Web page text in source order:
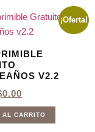
¡Oferta!
V2.2
0.00
ACTUAL
ES:
AL CARRITO